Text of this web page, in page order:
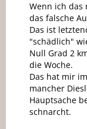
Wenn ich das
das falsche
Das ist
"schädlich"
Null Grad 2
die Woche.
Das hat mir
mancher
Hauptsache
schnarcht.